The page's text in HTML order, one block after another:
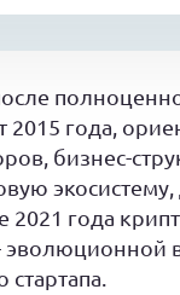
2015 года,
бизнес-
2021 года
эволюционной